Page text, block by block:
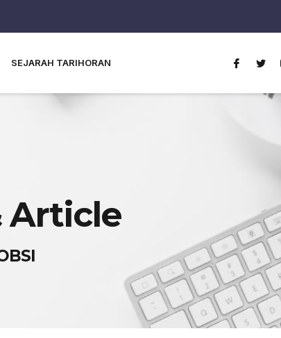
SEJARAH TARIHORAN
Article